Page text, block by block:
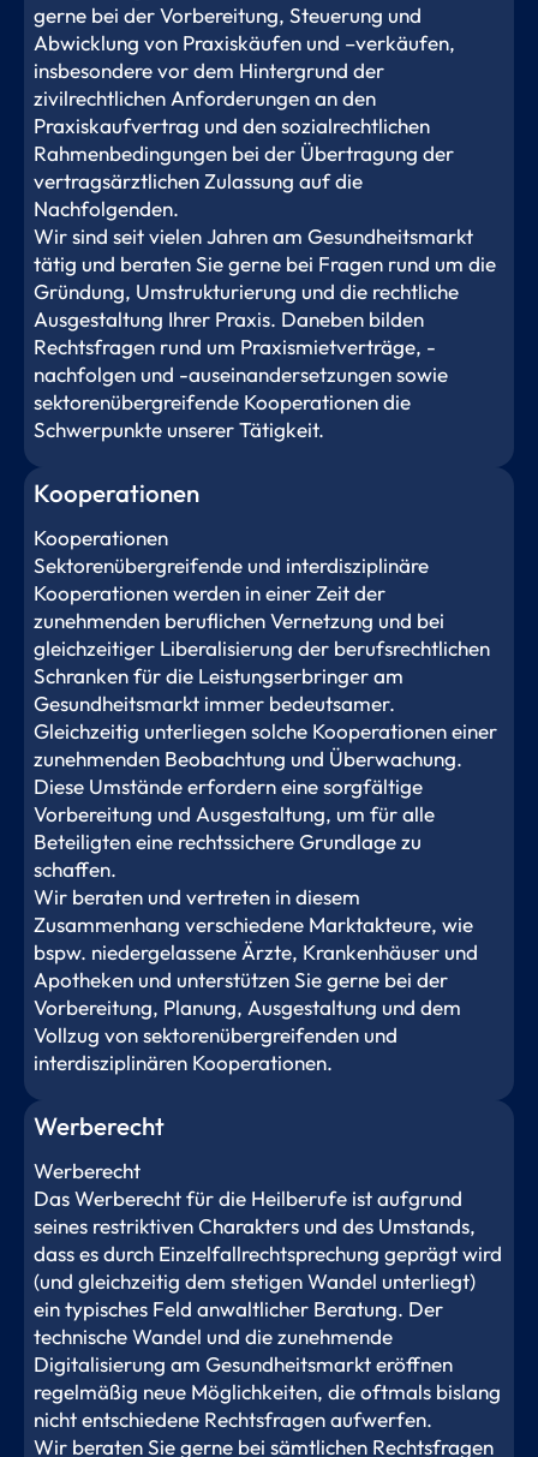
gerne bei der Vorbereitung, Steuerung und
Abwicklung von Praxiskäufen und –verkäufen,
insbesondere vor dem Hintergrund der
zivilrechtlichen Anforderungen an den
Praxiskaufvertrag und den sozialrechtlichen
Rahmenbedingungen bei der Übertragung der
vertragsärztlichen Zulassung auf die
Nachfolgenden.
Wir sind seit vielen Jahren am Gesundheitsmarkt
tätig und beraten Sie gerne bei Fragen rund um die
Gründung, Umstrukturierung und die rechtliche
Ausgestaltung Ihrer Praxis. Daneben bilden
Rechtsfragen rund um Praxismietverträge, -
nachfolgen und -auseinandersetzungen sowie
sektorenübergreifende Kooperationen die
Schwerpunkte unserer Tätigkeit.
Kooperationen
Kooperationen
Sektorenübergreifende und interdisziplinäre
Kooperationen werden in einer Zeit der
zunehmenden beruflichen Vernetzung und bei
gleichzeitiger Liberalisierung der berufsrechtlichen
Schranken für die Leistungserbringer am
Gesundheitsmarkt immer bedeutsamer.
Gleichzeitig unterliegen solche Kooperationen einer
zunehmenden Beobachtung und Überwachung.
Diese Umstände erfordern eine sorgfältige
Vorbereitung und Ausgestaltung, um für alle
Beteiligten eine rechtssichere Grundlage zu
schaffen.
Wir beraten und vertreten in diesem
Zusammenhang verschiedene Marktakteure, wie
bspw. niedergelassene Ärzte, Krankenhäuser und
Apotheken und unterstützen Sie gerne bei der
Vorbereitung, Planung, Ausgestaltung und dem
Vollzug von sektorenübergreifenden und
interdisziplinären Kooperationen.
Werberecht
Werberecht
Das Werberecht für die Heilberufe ist aufgrund
seines restriktiven Charakters und des Umstands,
dass es durch Einzelfallrechtsprechung geprägt wird
(und gleichzeitig dem stetigen Wandel unterliegt)
ein typisches Feld anwaltlicher Beratung. Der
technische Wandel und die zunehmende
Digitalisierung am Gesundheitsmarkt eröffnen
regelmäßig neue Möglichkeiten, die oftmals bislang
nicht entschiedene Rechtsfragen aufwerfen.
Wir beraten Sie gerne bei sämtlichen Rechtsfragen